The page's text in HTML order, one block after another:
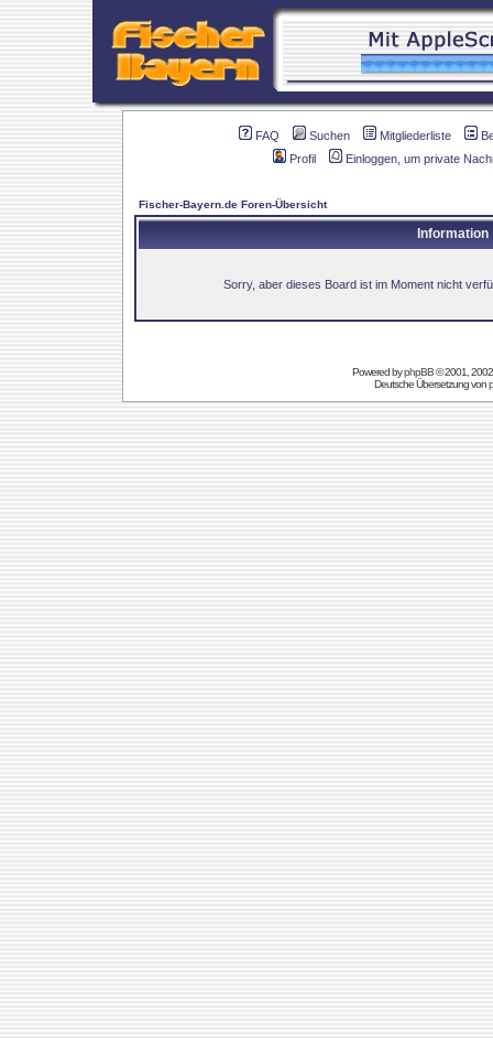
FAQ Suchen Mitgliederliste
Profil
Einloggen, um private
Fischer-Bayern.de Foren-Übersicht
Information
Sorry, aber dieses Board ist im Moment nicht
Powered byphpBB© 2001,
Deutsche Übersetzung von